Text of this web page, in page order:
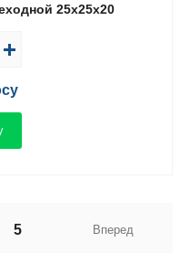
25x25x20
5 Вперед